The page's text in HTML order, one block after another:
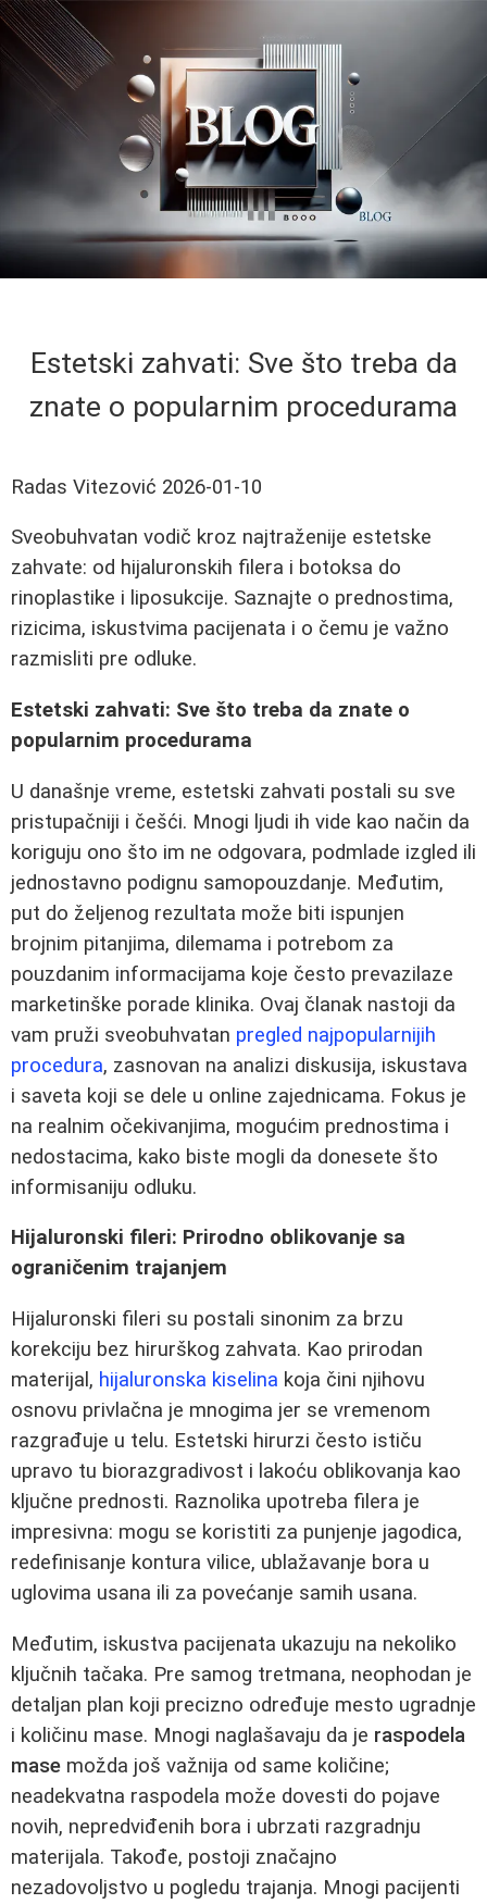
Estetski zahvati: Sve što treba da
znate o popularnim procedurama
Radas Vitezović 2026-01-10
Sveobuhvatan vodič kroz najtraženije estetske
zahvate: od hijaluronskih filera i botoksa do
rinoplastike i liposukcije. Saznajte o prednostima,
rizicima, iskustvima pacijenata i o čemu je važno
razmisliti pre odluke.
Estetski zahvati: Sve što treba da znate o
popularnim procedurama
U današnje vreme, estetski zahvati postali su sve
pristupačniji i češći. Mnogi ljudi ih vide kao način da
koriguju ono što im ne odgovara, podmlade izgled ili
jednostavno podignu samopouzdanje. Međutim,
put do željenog rezultata može biti ispunjen
brojnim pitanjima, dilemama i potrebom za
pouzdanim informacijama koje često prevazilaze
marketinške porade klinika. Ovaj članak nastoji da
vam pruži sveobuhvatan pregled najpopularnijih
procedura, zasnovan na analizi diskusija, iskustava
i saveta koji se dele u online zajednicama. Fokus je
na realnim očekivanjima, mogućim prednostima i
nedostacima, kako biste mogli da donesete što
informisaniju odluku.
Hijaluronski fileri: Prirodno oblikovanje sa
ograničenim trajanjem
Hijaluronski fileri su postali sinonim za brzu
korekciju bez hirurškog zahvata. Kao prirodan
materijal, hijaluronska kiselina koja čini njihovu
osnovu privlačna je mnogima jer se vremenom
razgrađuje u telu. Estetski hirurzi često ističu
upravo tu biorazgradivost i lakoću oblikovanja kao
ključne prednosti. Raznolika upotreba filera je
impresivna: mogu se koristiti za punjenje jagodica,
redefinisanje kontura vilice, ublažavanje bora u
uglovima usana ili za povećanje samih usana.
Međutim, iskustva pacijenata ukazuju na nekoliko
ključnih tačaka. Pre samog tretmana, neophodan je
detaljan plan koji precizno određuje mesto ugradnje
i količinu mase. Mnogi naglašavaju da je raspodela
mase možda još važnija od same količine;
neadekvatna raspodela može dovesti do pojave
novih, nepredviđenih bora i ubrzati razgradnju
materijala. Takođe, postoji značajno
nezadovoljstvo u pogledu trajanja. Mnogi pacijenti